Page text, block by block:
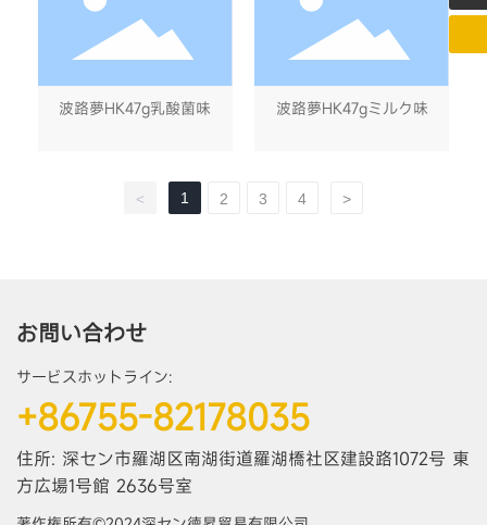
波路夢HK47g乳酸菌味 波路夢HK47gミルク味
< 1 2 3 4 >
お問い合わせ
サービスホットライン:
+86755-82178035
住所: 深セン市羅湖区南湖街道羅湖橋社区建設路1072号 東
方広場1号館 2636号室